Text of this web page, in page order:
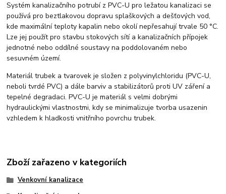
Systém kanalizačního potrubí z PVC-U pro ležatou kanalizaci se
používá pro beztlakovou dopravu splaškových a dešťových vod,
kde maximální teploty kapalin nebo okolí nepřesahují trvale 50 °C.
Lze jej použít pro stavbu stokových sítí a kanalizačních přípojek
jednotné nebo oddílné soustavy na poddolovaném nebo
sesuvném území.
Materiál trubek a tvarovek je složen z polyvinylchloridu (PVC-U,
neboli tvrdé PVC) a dále barviv a stabilizátorů proti UV záření a
tepelné degradaci. PVC-U je materiál s velmi dobrými
hydraulickými vlastnostmi, kdy se minimalizuje tvorba usazenin
vzhledem k hladkosti vnitřního povrchu trubek.
Zboží zařazeno v kategoriích
Venkovní kanalizace